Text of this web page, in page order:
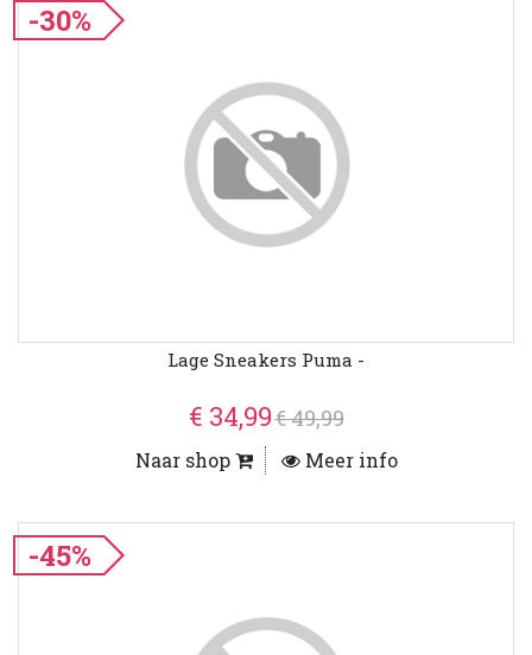
-30%
Lage Sneakers Puma -
€ 34,99€ 49,99
Naar shop Meer info
-45%